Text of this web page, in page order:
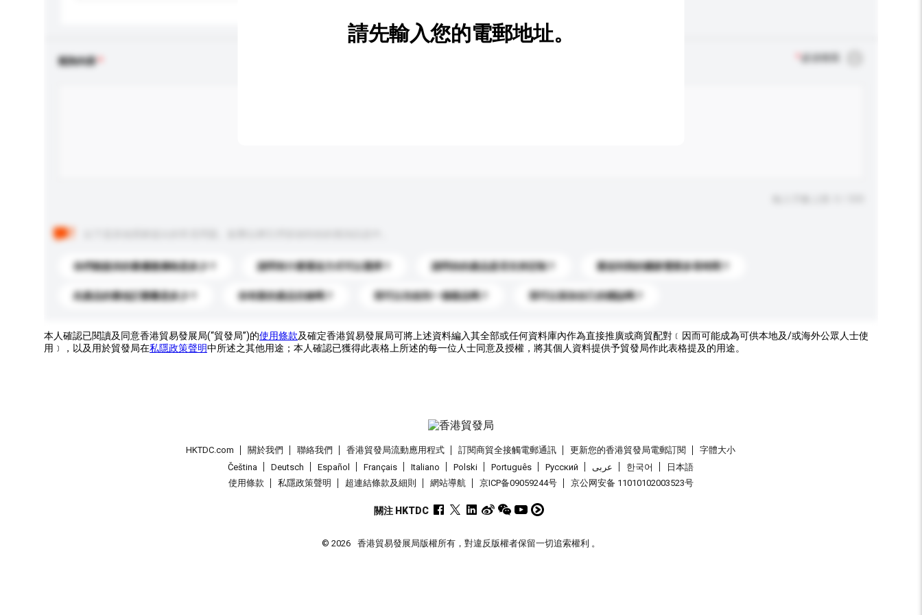
查詢內容
你們能提供的最優惠價格是多少？ 請問有什麼運送方式可以選擇？ 請問你的產品是否支持定制？ 運送到我的國家需要多長時間？
此產品的最低訂購量是多少？ 你有新的產品目錄嗎？ 我可以先收到一個樣品嗎？ 我可以添加自己的標誌嗎？
請先輸入您的電郵地址。
本人確認已閱讀及同意香港貿易發展局(“貿發局”)的使用條款及確定香港貿易發展局可將上述資料編入其全部或任何資料庫內作為直接推廣或商貿配對﹝因而可能成為可供本地及/或海外公眾人士使
用﹞，以及用於貿發局在私隱政策聲明中所述之其他用途；本人確認已獲得此表格上所述的每一位人士同意及授權，將其個人資料提供予貿發局作此表格提及的用途。
HKTDC.com 關於我們 聯絡我們 香港貿發局流動應用程式 訂閱商貿全接觸電郵通訊 更新您的香港貿發局電郵訂閱
字體大小
Čeština
Deutsch Español Français Italiano Polski Português Pусский عربى 한국어
日本語
使用條款
私隱政策聲明 超連結條款及細則 網站導航 京ICP备09059244号 京公网安备 11010102003523号
關注 HKTDC
© 2026 香港貿易發展局版權所有，對違反版權者保留一切追索權利 。